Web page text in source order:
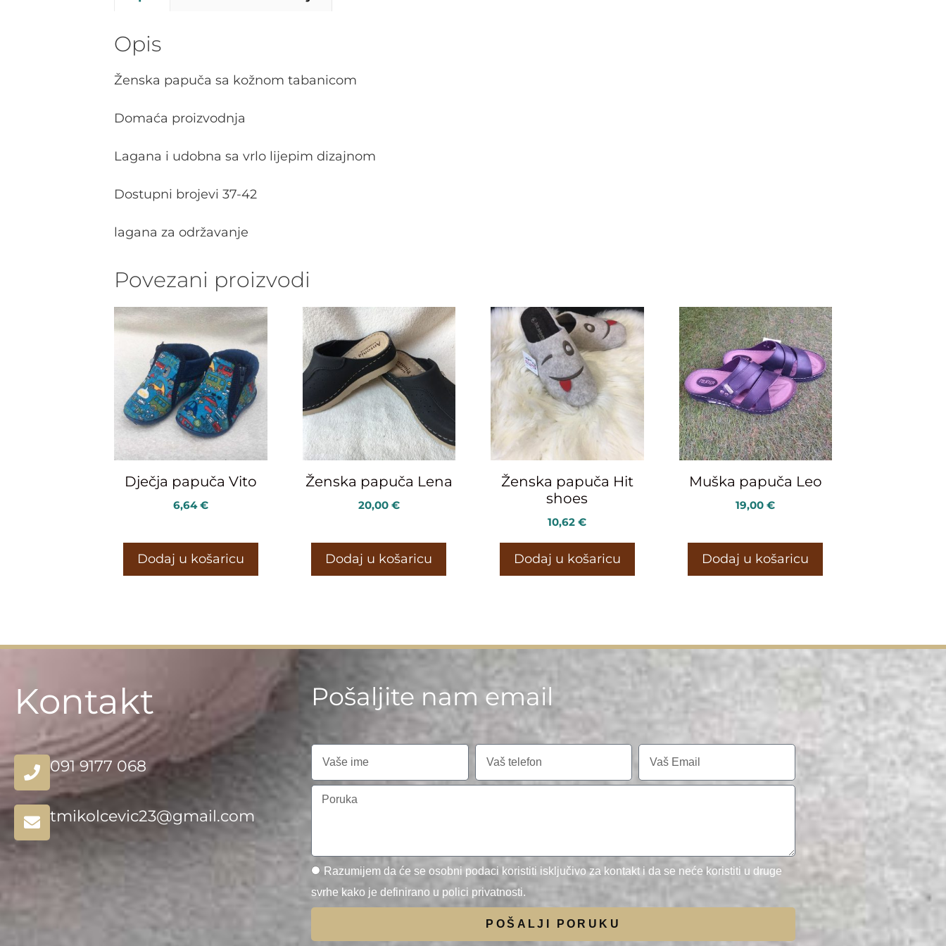
Opis
Ženska papuča sa kožnom tabanicom
Domaća proizvodnja
Lagana i udobna sa vrlo lijepim dizajnom
Dostupni brojevi 37-42
lagana za održavanje
Povezani proizvodi
Dječja papuča Vito
6,64€
Dodaj u košaricu
Ženska papuča Lena
20,00 €
Dodaj u košaricu
Ženska papuča Hit
shoes
10,62€
Dodaj u košaricu
Muška papuča Leo
19,00€
Dodaj u košaricu
Kontakt
091 9177 068
tmikolcevic23@gmail.com
Pošaljite nam email
Razumijem da će se osobni podaci koristiti isključivo za kontakt i da se neće koristiti u druge
svrhe kako je definirano u polici privatnosti.
POŠALJI PORUKU